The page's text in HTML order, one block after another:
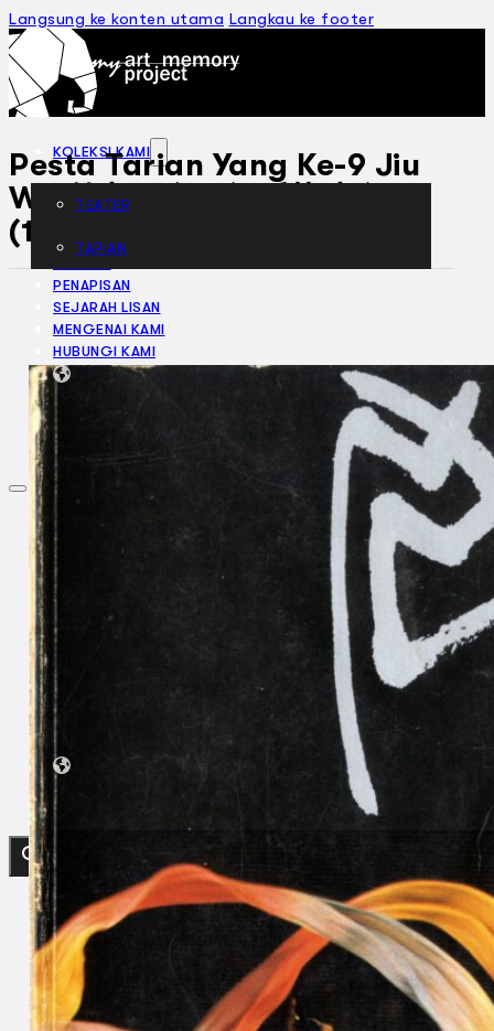
Langsung ke konten utama Langkau ke footer
KOLEKSI KAMI
TEATER
TARIAN
PENAPISAN
SEJARAH LISAN
MENGENAI KAMI
HUBUNGI KAMI
Koleksi Kami
Teater
Artikel
Penapisan
Sejarah Lisan
Mengenai Kami
Hubungi Kami
Cari laman web
Gelintar
Pesta Tarian Yang Ke-9 Jiu
Wu 第九届全国舞蹈节 九舞
(1988)